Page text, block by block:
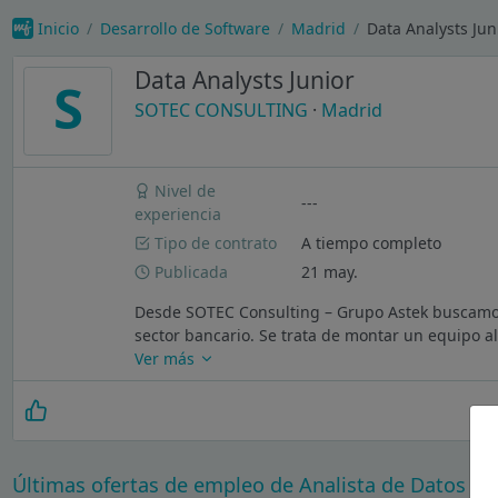
Inicio Desarrollo de Software Madrid Data Analysts
S Data Analysts Junior
SOTEC CONSULTING · Madrid
Nivel de
experiencia
---
Tipo de contrato
A tiempo completo
Publicada
21 may.
Desde SOTEC Consulting – Grupo Astek
sector bancario. Se trata de montar un equipo
Ver más
Últimas ofertas de empleo de Analista de Datos en